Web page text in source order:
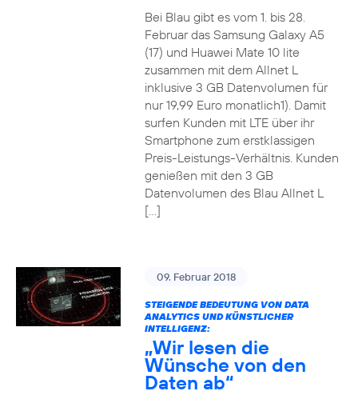
Bei Blau gibt es vom 1. bis 28.
Februar das Samsung Galaxy A5
(17) und Huawei Mate 10 lite
zusammen mit dem Allnet L
inklusive 3 GB Datenvolumen für
nur 19,99 Euro monatlich1). Damit
surfen Kunden mit LTE über ihr
Smartphone zum erstklassigen
Preis-Leistungs-Verhältnis. Kunden
genießen mit den 3 GB
Datenvolumen des Blau Allnet L
[…]
09. Februar 2018
STEIGENDE BEDEUTUNG VON DATA
ANALYTICS UND KÜNSTLICHER
INTELLIGENZ:
„Wir lesen die
Wünsche von den
Daten ab“